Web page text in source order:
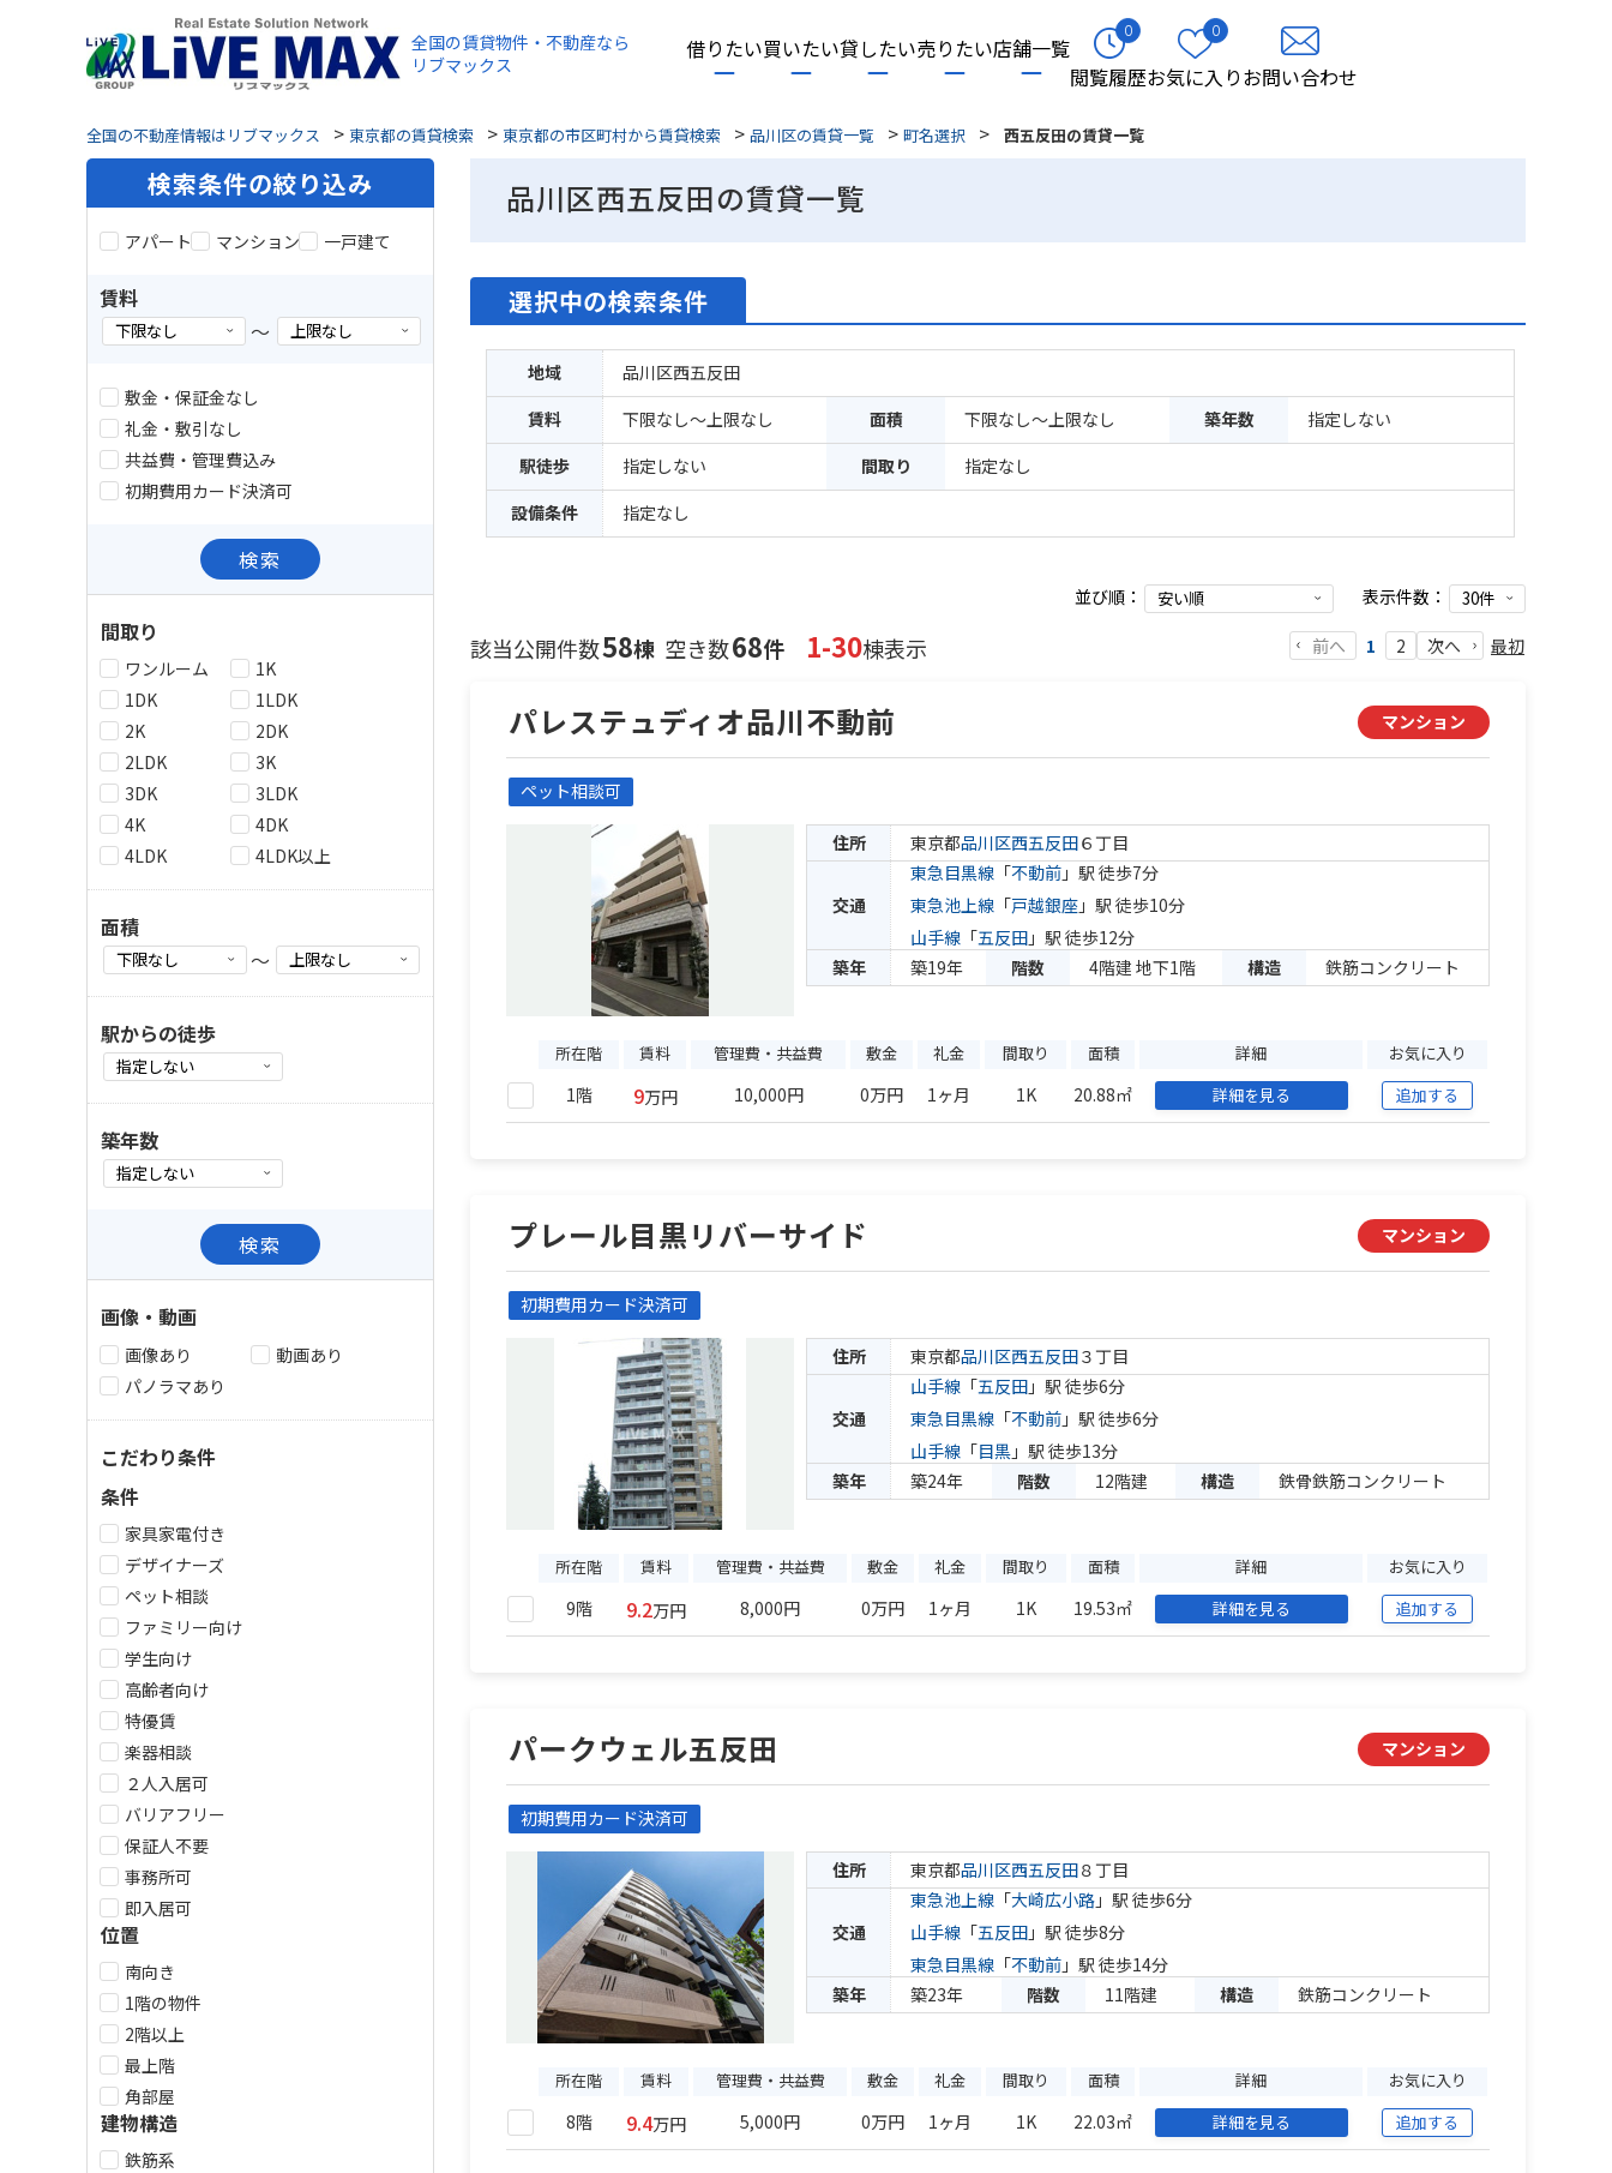
全国の賃貸物件・不動産なら
リブマックス
借りたい買いたい貸したい売りたい店舗一覧
0
閲覧履歴
0
お気に入りお問い合わせ
全国の不動産情報はリブマックス > 東京都の賃貸検索 > 東京都の市区町村から賃貸検索 > 品川区の賃貸一覧 > 町名選択 > 西五反田の賃貸一覧
品川区西五反田の賃貸一覧
選択中の検索条件
地域
品川区西五反田
賃料
下限なし～上限なし 面積 下限なし～上限なし 築年数
指定しない
駅徒歩
指定しない 間取り
指定なし
設備条件
指定なし
並び順： 表示件数：
該当公開件数58棟 空き数68件 1-30棟表示 前へ 1 2 次へ 最初
パレステュディオ品川不動前 マンション
ペット相談可
住所 東京都品川区西五反田６丁目
交通
東急目黒線 「不動前 」駅 徒歩7分
東急池上線 「戸越銀座 」駅 徒歩10分
山手線 「五反田 」駅 徒歩12分
築年
築19年 階数 4階建 地下1階 構造 鉄筋コンクリート
所在階 賃料 管理費・共益費 敷金 礼金 間取り 面積 詳細 お気に入り
1階 9万円 10,000円 0万円 1ヶ月 1K 20.88㎡ 詳細を見る 追加する
プレール目黒リバーサイド マンション
初期費用カード決済可
住所 東京都品川区西五反田３丁目
交通
山手線 「五反田 」駅 徒歩6分
東急目黒線 「不動前 」駅 徒歩6分
山手線 「目黒 」駅 徒歩13分
築年
築24年 階数 12階建 構造 鉄骨鉄筋コンクリート
所在階 賃料 管理費・共益費 敷金 礼金 間取り 面積 詳細 お気に入り
9階 9.2万円 8,000円 0万円 1ヶ月 1K 19.53㎡ 詳細を見る 追加する
パークウェル五反田 マンション
初期費用カード決済可
住所 東京都品川区西五反田８丁目
交通
東急池上線 「大崎広小路 」駅 徒歩6分
山手線 「五反田 」駅 徒歩8分
東急目黒線 「不動前 」駅 徒歩14分
築年
築23年 階数 11階建 構造 鉄筋コンクリート
所在階 賃料 管理費・共益費 敷金 礼金 間取り 面積 詳細 お気に入り
8階 9.4万円 5,000円 0万円 1ヶ月 1K 22.03㎡ 詳細を見る 追加する
検索条件の絞り込み
アパート マンション 一戸建て
賃料
～
敷金・保証金なし
礼金・敷引なし
共益費・管理費込み
初期費用カード決済可
検索
間取り
ワンルーム
1K
1DK
1LDK
2K
2DK
2LDK
3K
3DK
3LDK
4K
4DK
4LDK
4LDK以上
面積
～
駅からの徒歩
築年数
検索
画像・動画
画像あり
動画あり
パノラマあり
こだわり条件
条件
家具家電付き
デザイナーズ
ペット相談
ファミリー向け
学生向け
高齢者向け
特優賃
楽器相談
２人入居可
バリアフリー
保証人不要
事務所可
即入居可
位置
南向き
1階の物件
2階以上
最上階
角部屋
建物構造
鉄筋系